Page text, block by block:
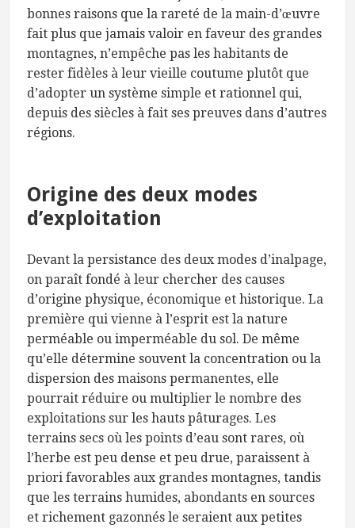
bonnes raisons que la rareté de la main-d’œuvre
fait plus que jamais valoir en faveur des grandes
montagnes, n’empêche pas les habitants de
rester fidèles à leur vieille coutume plutôt que
d’adopter un système simple et rationnel qui,
depuis des siècles à fait ses preuves dans d’autres
régions.
Origine des deux modes
d’exploitation
Devant la persistance des deux modes d’inalpage,
on paraît fondé à leur chercher des causes
d’origine physique, économique et historique. La
première qui vienne à l’esprit est la nature
perméable ou imperméable du sol. De même
qu’elle détermine souvent la concentration ou la
dispersion des maisons permanentes, elle
pourrait réduire ou multiplier le nombre des
exploitations sur les hauts pâturages. Les
terrains secs où les points d’eau sont rares, où
l’herbe est peu dense et peu drue, paraissent à
priori favorables aux grandes montagnes, tandis
que les terrains humides, abondants en sources
et richement gazonnés le seraient aux petites